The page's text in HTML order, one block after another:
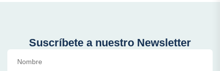
Suscríbete a nuestro Newsletter